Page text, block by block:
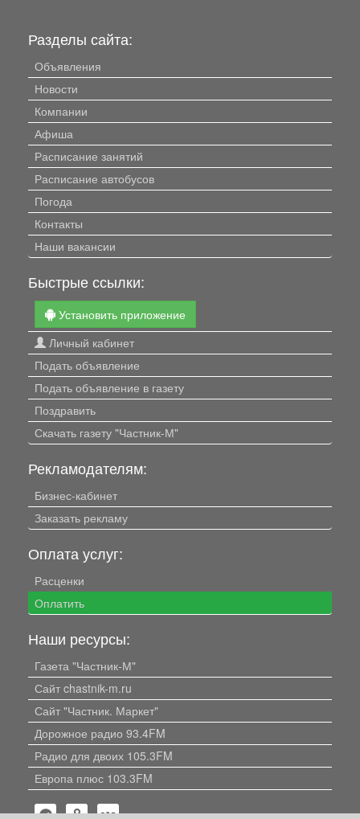
Разделы сайта:
Объявления
Новости
Компании
Афиша
Расписание занятий
Расписание автобусов
Погода
Контакты
Наши вакансии
Быстрые ссылки:
Установить приложение
Личный кабинет
Подать объявление
Подать объявление в газету
Поздравить
Скачать газету "Частник-М"
Рекламодателям:
Бизнес-кабинет
Заказать рекламу
Оплата услуг:
Расценки
Оплатить
Наши ресурсы:
Газета "Частник-М"
Сайт chastnik-m.ru
Сайт "Частник. Маркет"
Дорожное радио 93.4FM
Радио для двоих 105.3FM
Европа плюс 103.3FM